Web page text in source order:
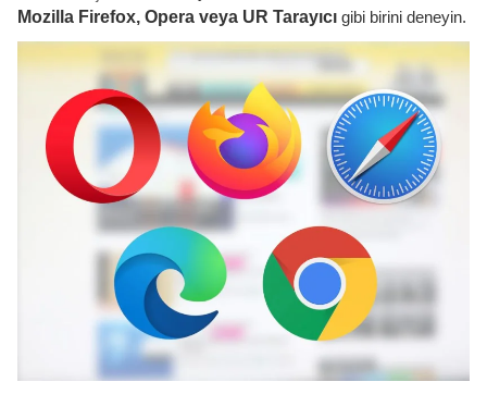
Mozilla Firefox, Opera veya UR Tarayıcı gibi birini deneyin.